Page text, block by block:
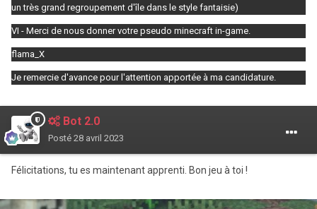
un très grand regroupement d'île dans le style fantaisie)
VI - Merci de nous donner votre pseudo minecraft in-game.
flama_X
Je remercie d'avance pour l'attention apportée à ma candidature.
Bot 2.0
Posté 28 avril 2023
Félicitations, tu es maintenant apprenti. Bon jeu à toi !